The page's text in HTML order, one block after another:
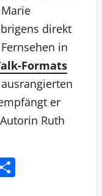
direkt
in
Formats
ausrangierten
er
Ruth